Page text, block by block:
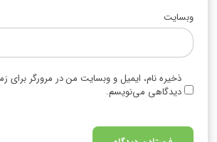
وبسایت
ذخیره نام، ایمیل و وبسایت من در مرورگر برای
دیدگاهی می‌نویسم.